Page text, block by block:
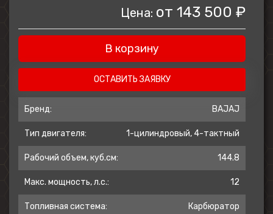
в дальних поездках. А в дополнение к ней,
спереди мотоцикла располагается
телескопическая вилка с увеличенным
ходом и кожухами, надежно
защищающими хромированные трубы
перьев.
Крутящий момент
Высокий крутящий момент двигателя
обеспечивает мотоциклу отличную
динамику разгона уже при низких
оборотах, существенно увеличивая
Цена: от 143 500 ₽
В корзину
ОСТАВИТЬ ЗАЯВКУ
Бренд: BAJAJ
Тип двигателя: 1-цилиндровый, 4-тактный
Рабочий объем, куб.см: 144.8
Макс. мощность, л.с.: 12
Топливная система: Карбюратор